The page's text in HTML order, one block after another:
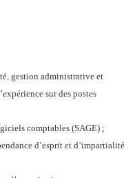
gestion administrative et
sur des postes
comptables (SAGE) ;
d’esprit et d’impartialité